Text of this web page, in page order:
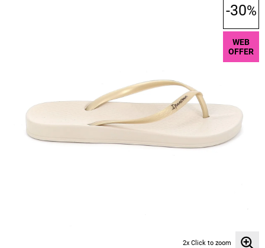
-30%
WEB
OFFER
2x Click to zoom